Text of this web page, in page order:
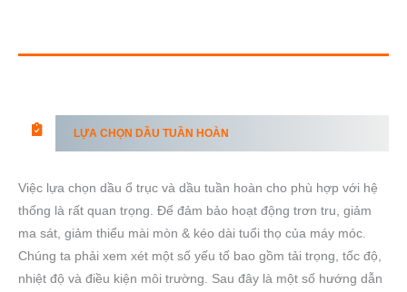
LỰA CHỌN DẦU TUẦN HOÀN
Việc lựa chọn dầu ổ trục và dầu tuần hoàn cho phù hợp với hệ
thống là rất quan trọng. Để đảm bảo hoạt động trơn tru, giảm
ma sát, giảm thiểu mài mòn & kéo dài tuổi thọ của máy móc.
Chúng ta phải xem xét một số yếu tố bao gồm tải trọng, tốc độ,
nhiệt độ và điều kiện môi trường. Sau đây là một số hướng dẫn